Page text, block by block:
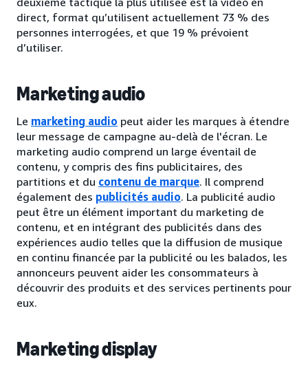
direct, format qu’utilisent actuellement 73 % des
personnes interrogées, et que 19 % prévoient
d’utiliser.
Marketing audio
Le marketing audio peut aider les marques à étendre
leur message de campagne au-delà de l'écran. Le
marketing audio comprend un large éventail de
contenu, y compris des fins publicitaires, des
partitions et du contenu de marque. Il comprend
également des publicités audio. La publicité audio
peut être un élément important du marketing de
contenu, et en intégrant des publicités dans des
expériences audio telles que la diffusion de musique
en continu financée par la publicité ou les balados, les
annonceurs peuvent aider les consommateurs à
découvrir des produits et des services pertinents pour
eux.
Marketing display